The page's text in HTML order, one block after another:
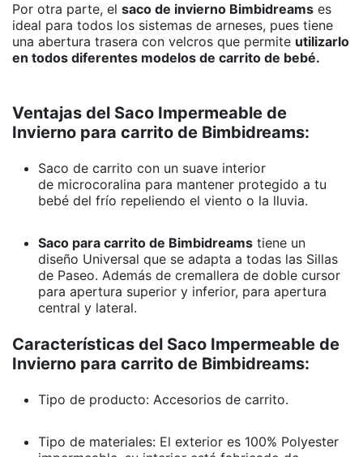
Por otra parte, el saco de invierno Bimbidreams es
ideal para todos los sistemas de arneses, pues tiene
una abertura trasera con velcros que permite utilizarlo
en todos diferentes modelos de carrito de bebé.
Ventajas del Saco Impermeable de
Invierno para carrito de Bimbidreams:
Saco de carrito con un suave interior
de microcoralina para mantener protegido a tu
bebé del frío repeliendo el viento o la lluvia.
Saco para carrito de Bimbidreams tiene un
diseño Universal que se adapta a todas las Sillas
de Paseo. Además de cremallera de doble cursor
para apertura superior y inferior, para apertura
central y lateral.
Características del Saco Impermeable de
Invierno para carrito de Bimbidreams:
Tipo de producto: Accesorios de carrito.
Tipo de materiales: El exterior es 100% Polyester